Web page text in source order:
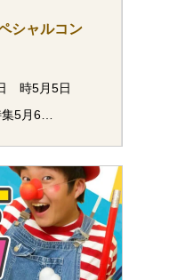
シャルコン
時5月5日
5月6…